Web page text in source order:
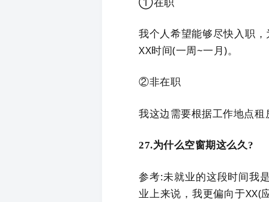
我个人希望能够尽快入职
XX时间(一周~一月)。
②非在职
我这边需要根据工作地点
27.为什么空窗期这么久?
参考:未就业的这段时间我
业上来说，我更偏向于XX(